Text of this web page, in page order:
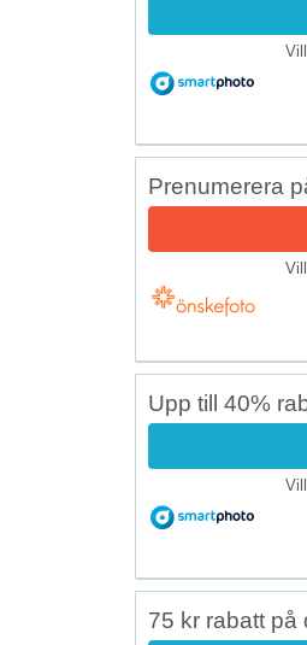
Prenumerera
Upp till 40%
75 kr rabatt på